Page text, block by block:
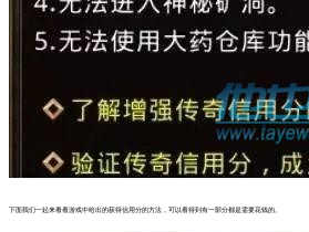
下面我们一起来看看游戏中给出的获得信用分的方法，可以看得到有一部分都是需要花钱的。